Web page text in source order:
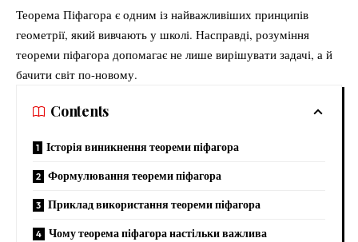
Теорема Піфагора є одним із найважливіших принципів
геометрії, який вивчають у школі. Насправді, розуміння
теореми піфагора допомагає не лише вирішувати задачі, а й
бачити світ по-новому.
Contents
Історія виникнення теореми піфагора
Формулювання теореми піфагора
Приклад використання теореми піфагора
Чому теорема піфагора настільки важлива